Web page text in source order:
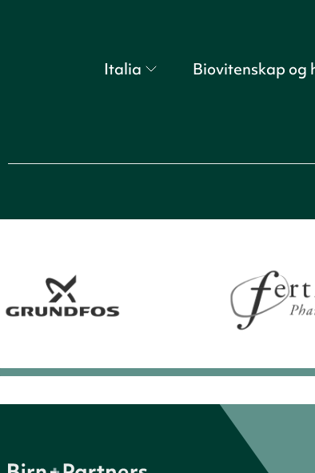
Italia Biovitenskap og